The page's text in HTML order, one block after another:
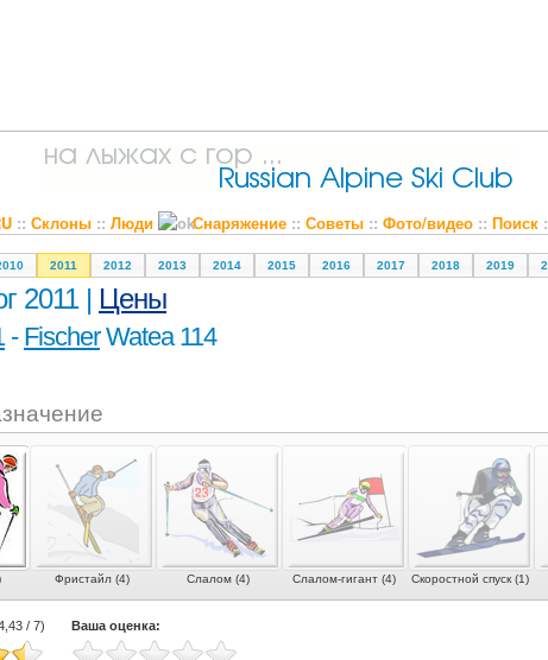
:: Склоны:: Люди Снаряжение:: Советы:: Фото/видео:: Поиск
2011 2012 2013 2014 2015 2016 2017 2018 2019
2011 | Цены
- FischerWatea 114
Фристайл (4) Слалом (4) Слалом-гигант (4) Скоростной спуск (1)
/ 7) Ваша оценка: